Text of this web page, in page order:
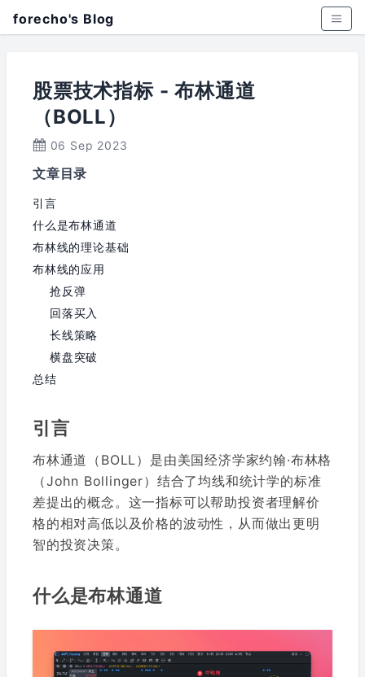
forecho's Blog
股票技术指标 - 布林通道
（BOLL）
06 Sep 2023
文章目录
引言
什么是布林通道
布林线的理论基础
布林线的应用
抢反弹
回落买入
长线策略
横盘突破
总结
引言
布林通道（BOLL）是由美国经济学家约翰·布林格
（John Bollinger）结合了均线和统计学的标准
差提出的概念。这一指标可以帮助投资者理解价
格的相对高低以及价格的波动性，从而做出更明
智的投资决策。
什么是布林通道